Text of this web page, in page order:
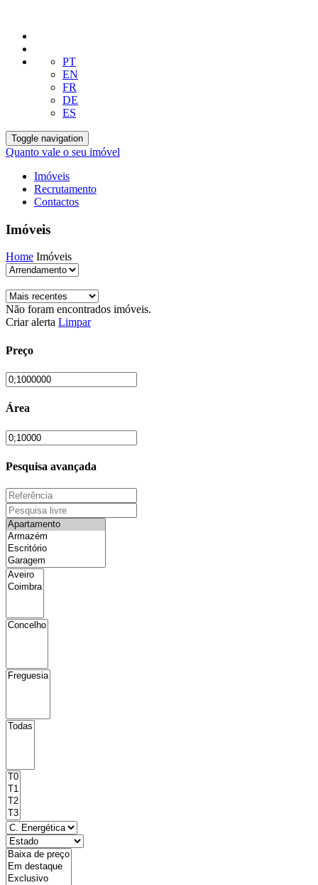
PT
EN
FR
DE
ES
Toggle navigation
Quanto vale o seu imóvel
Imóveis
Recrutamento
Contactos
Imóveis
Home Imóveis
Não foram encontrados imóveis.
Criar alerta Limpar
Preço
Área
Pesquisa avançada